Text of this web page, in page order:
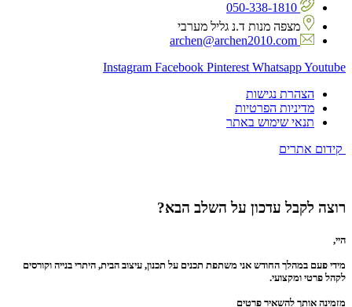
050-338-1810
מצפה מנות ד.נ גליל מערבי
archen@archen2010.com
Instagram Facebook Pinterest WhatsappYoutube
הצהרת נגישות
מדיניות הפרטיות
תנאי שימוש באתר
קידום אתרים
רוצה לקבל עדכון על השלב הבא?
היי,
מידי פעם במהלך החודש אני משתפת תכנים על תכנון, עיצוב הבית, היתרי בנייה וקורסים
לקהל פרטי ומקצועי.
מזמינה אותך להשאיר פרטים